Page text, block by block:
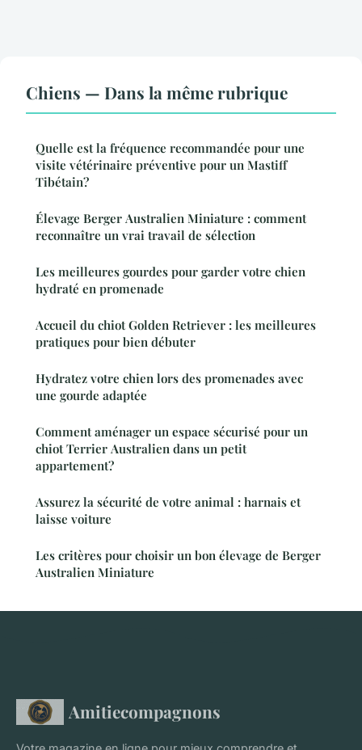
Chiens — Dans la même rubrique
Quelle est la fréquence recommandée pour une
visite vétérinaire préventive pour un Mastiff
Tibétain?
Élevage Berger Australien Miniature : comment
reconnaître un vrai travail de sélection
Les meilleures gourdes pour garder votre chien
hydraté en promenade
Accueil du chiot Golden Retriever : les meilleures
pratiques pour bien débuter
Hydratez votre chien lors des promenades avec
une gourde adaptée
Comment aménager un espace sécurisé pour un
chiot Terrier Australien dans un petit
appartement?
Assurez la sécurité de votre animal : harnais et
laisse voiture
Les critères pour choisir un bon élevage de Berger
Australien Miniature
Amitiecompagnons